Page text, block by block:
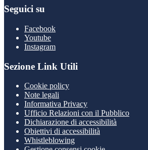
Seguici su
Facebook
Youtube
Instagram
Sezione Link Utili
Cookie policy
Note legali
Informativa Privacy
Ufficio Relazioni con il Pubblico
Dichiarazione di accessibilità
Obiettivi di accessibilità
Whistleblowing